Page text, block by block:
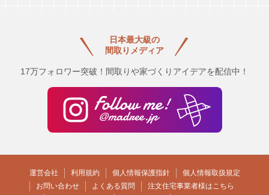
日本最大級の
間取りメディア
17万フォロワー突破！間取りや家づくりアイデアを配信中！
運営会社 利用規約 個人情報保護指針
個人情報取扱規定
お問い合わせ
よくある質問
注文住宅事業者様はこちら